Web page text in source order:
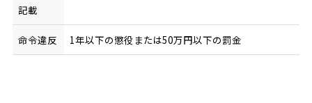
記載
命令違反 1年以下の懲役または50万円以下の罰金